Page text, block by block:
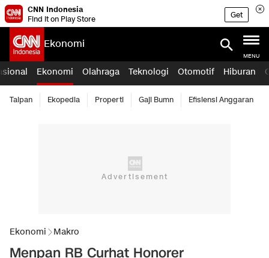
CNN Indonesia
Find it on Play Store
Get
Ekonomi
MENU
Ekonomi Olahraga Teknologi Otomotif Hiburan
Taipan Ekopedia Properti Gaji Bumn Efisiensi Anggaran
Ekonomi Makro
Menpan RB Curhat Honorer